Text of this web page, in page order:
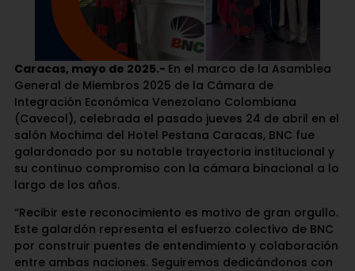
Caracas, mayo de 2025.- En el marco de la Asamblea
General de Miembros 2025 de la Cámara de
Integración Económica Venezolano Colombiana
(Cavecol), celebrada el pasado jueves 24 de abril en el
salón Mochima del Hotel Pestana Caracas, BNC fue
galardonado por su notable trayectoria institucional y
su continuo compromiso con la cámara binacional a lo
largo de los años.
“Recibir este reconocimiento es motivo de gran orgullo.
Este galardón representa el esfuerzo colectivo de BNC
por construir puentes de entendimiento y colaboración
entre ambas naciones. Seguiremos dedicándonos con